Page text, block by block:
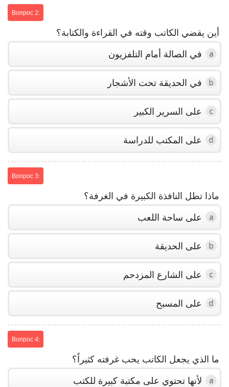
Вопрос 2:
أين يقضي الكاتب وقته في القراءة والكتابة؟
a في الصالة أمام التلفزيون
b في الحديقة تحت الأشجار
c على السرير الكبير
d على المكتب للدراسة
Вопрос 3:
ماذا تطل النافذة الكبيرة في الغرفة؟
a على ساحة اللعب
b على الحديقة
c على الشارع المزدحم
d على المسبح
Вопрос 4:
ما الذي يجعل الكاتب يحب غرفته كثيراً؟
a لأنها تحتوي على مكتبة كبيرة للكتب